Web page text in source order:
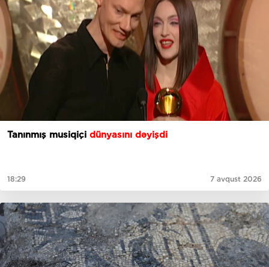
Tanınmış musiqiçi dünyasını dəyişdi
18:29 7 avqust 2026